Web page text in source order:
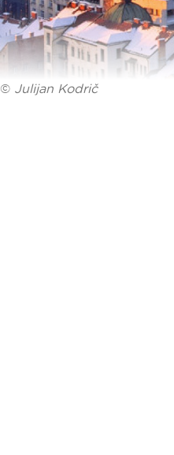
© Julijan Kodrič